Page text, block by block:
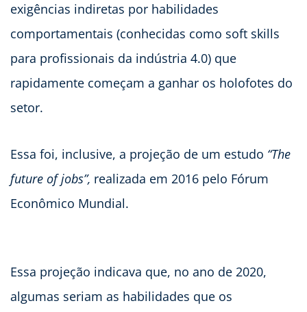
exigências indiretas por habilidades
comportamentais (conhecidas como soft skills
para profissionais da indústria 4.0) que
rapidamente começam a ganhar os holofotes do
setor.
Essa foi, inclusive, a projeção de um estudo “The
future of jobs”, realizada em 2016 pelo Fórum
Econômico Mundial.
Essa projeção indicava que, no ano de 2020,
algumas seriam as habilidades que os